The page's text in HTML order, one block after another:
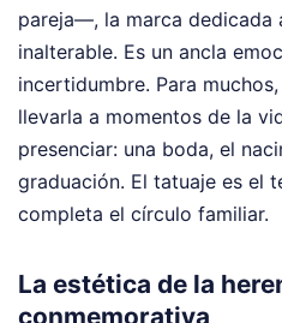
pareja—, la marca dedicada
inalterable. Es un ancla
incertidumbre. Para
llevarla a momentos de la
presenciar: una boda, el
graduación. El tatuaje es el
completa el círculo familiar.
La estética de la
conmemorativa